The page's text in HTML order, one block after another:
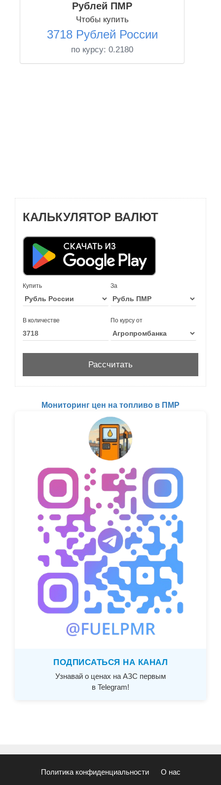
Рублей ПМР
Чтобы купить
3718 Рублей России
по курсу: 0.2180
КАЛЬКУЛЯТОР ВАЛЮТ
Купить За
В количестве По курсу от
Мониторинг цен на топливо в ПМР
ПОДПИСАТЬСЯ НА КАНАЛ
Узнавай о ценах на АЗС первым
в Telegram!
Политика конфиденциальности О нас